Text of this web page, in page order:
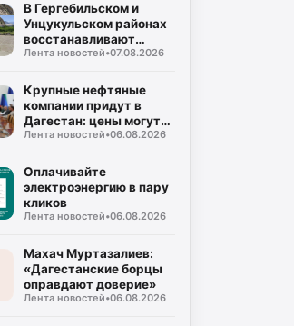
В Гергебильском и
Унцукульском районах
восстанавливают
дороги
Лента новостей•07.08.2026
Крупные нефтяные
компании придут в
Дагестан: цены могут
снизиться!
Лента новостей•06.08.2026
Оплачивайте
электроэнергию в пару
кликов
Лента новостей•06.08.2026
Махач Муртазалиев:
«Дагестанские борцы
оправдают доверие»
Лента новостей•06.08.2026